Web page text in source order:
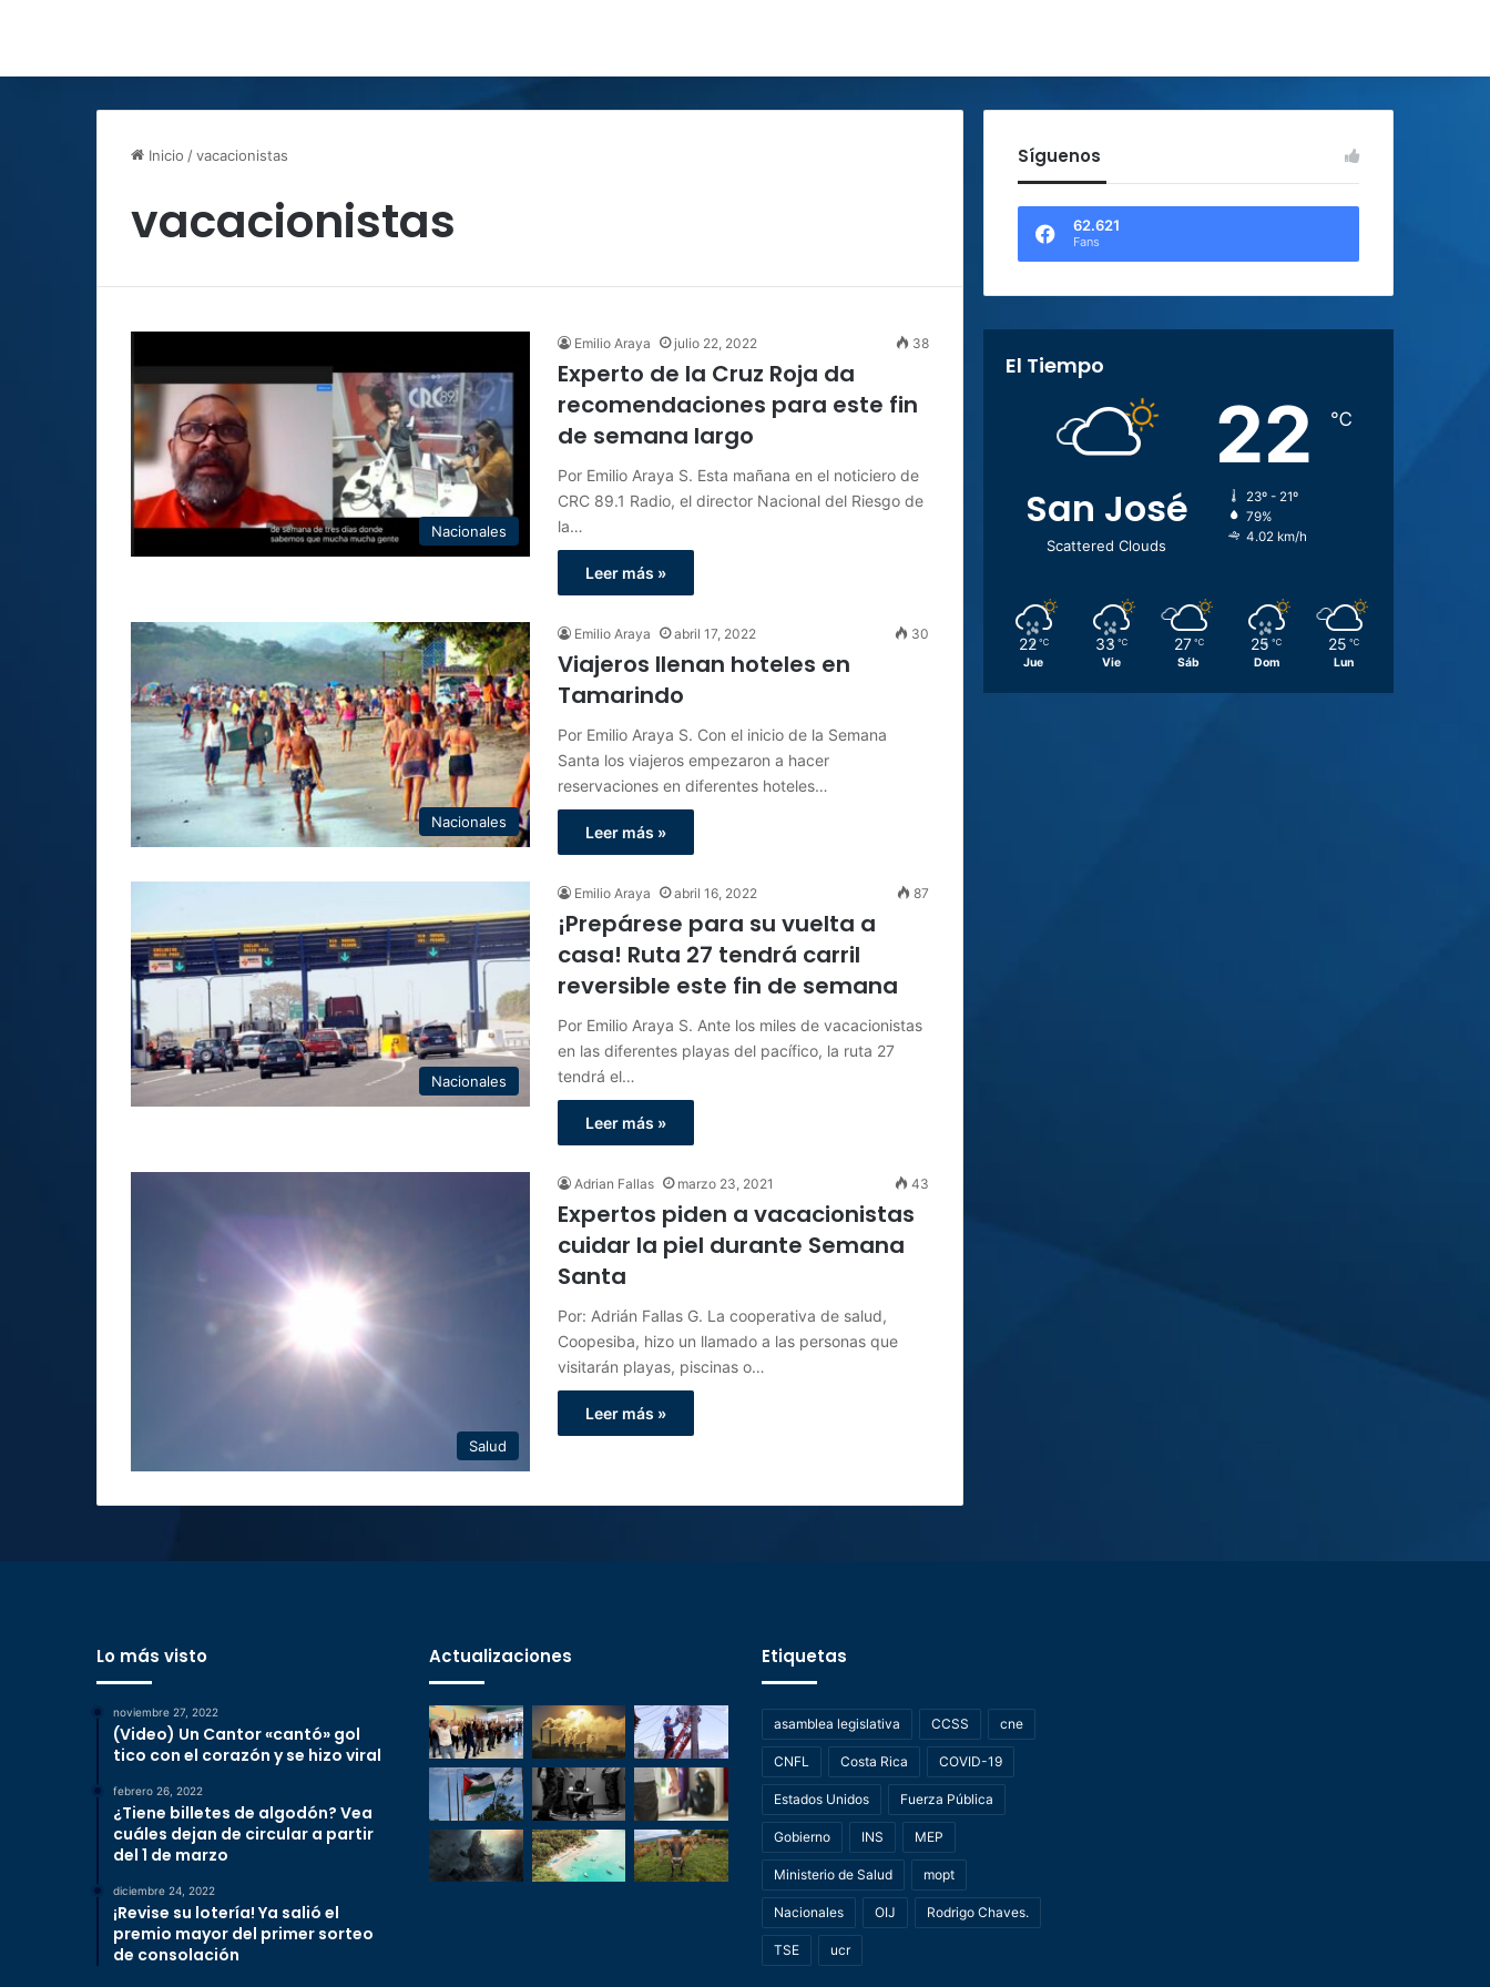
Inicio /vacacionistas
vacacionistas
Nacionales
Emilio Araya julio 22, 2022 38
Experto de la Cruz Roja da
recomendaciones para este fin
de semana largo
Por Emilio Araya S. Esta mañana en el noticiero de
CRC 89.1 Radio, el director Nacional del Riesgo de
la…
Leer más »
Nacionales
Emilio Araya abril 17, 2022 30
Viajeros llenan hoteles en
Tamarindo
Por Emilio Araya S. Con el inicio de la Semana
Santa los viajeros empezaron a hacer
reservaciones en diferentes hoteles…
Leer más »
Nacionales
Emilio Araya abril 16, 2022 87
¡Prepárese para su vuelta a
casa! Ruta 27 tendrá carril
reversible este fin de semana
Por Emilio Araya S. Ante los miles de vacacionistas
en las diferentes playas del pacífico, la ruta 27
tendrá el…
Leer más »
Salud
Adrian Fallas marzo 23, 2021 43
Expertos piden a vacacionistas
cuidar la piel durante Semana
Santa
Por: Adrián Fallas G. La cooperativa de salud,
Coopesiba, hizo un llamado a las personas que
visitarán playas, piscinas o…
Leer más »
Síguenos
62.621
Fans
El Tiempo
San José
Scattered Clouds
22 ℃
23º - 21º
79%
4.02 km/h
22 ℃
Jue
33 ℃
Vie
27 ℃
Sáb
25 ℃
Dom
25 ℃
Lun
Lo más visto
noviembre 27, 2022
(Video) Un Cantor «cantó» gol
tico con el corazón y se hizo viral
febrero 26, 2022
¿Tiene billetes de algodón? Vea
cuáles dejan de circular a partir
del 1 de marzo
diciembre 24, 2022
¡Revise su lotería! Ya salió el
premio mayor del primer sorteo
de consolación
Actualizaciones Etiquetas
asamblea legislativa CCSS cne
CNFL Costa Rica COVID-19
Estados Unidos Fuerza Pública
Gobierno INS MEP
Ministerio de Salud mopt
Nacionales OIJ Rodrigo Chaves.
TSE ucr